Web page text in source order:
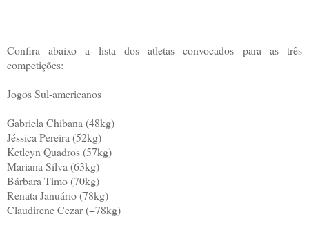
Confira abaixo a lista dos atletas convocados para as três
competições:
Jogos Sul-americanos
Gabriela Chibana (48kg)
Jéssica Pereira (52kg)
Ketleyn Quadros (57kg)
Mariana Silva (63kg)
Bárbara Timo (70kg)
Renata Januário (78kg)
Claudirene Cezar (+78kg)